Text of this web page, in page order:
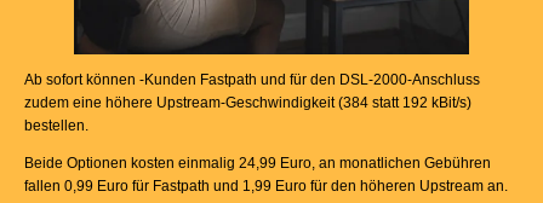
Ab sofort können -Kunden Fastpath und für den DSL-2000-Anschluss
zudem eine höhere Upstream-Geschwindigkeit (384 statt 192 kBit/s)
bestellen.
Beide Optionen kosten einmalig 24,99 Euro, an monatlichen Gebühren
fallen 0,99 Euro für Fastpath und 1,99 Euro für den höheren Upstream an.